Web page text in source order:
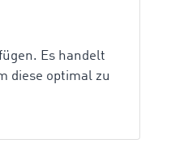
Es handelt
diese optimal zu